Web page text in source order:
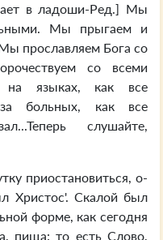
в ладоши-Ред.] Мы
Мы прыгаем и
прославляем Бога со
со всеми
языках, как все
больных, как все
слушайте,
приостановиться, о-
Христос'. Скалой был
форме, как сегодня
пища: то есть Слово,